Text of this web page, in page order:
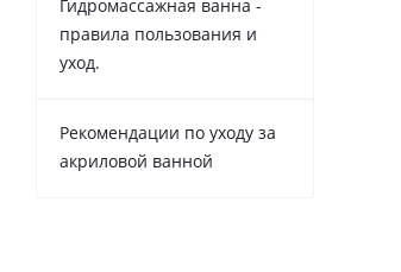
Гидромассажная ванна -
правила пользования и
уход.
Рекомендации по уходу за
акриловой ванной